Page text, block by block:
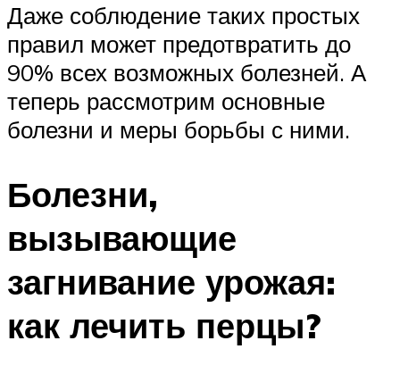
Даже соблюдение таких простых
правил может предотвратить до
90% всех возможных болезней. А
теперь рассмотрим основные
болезни и меры борьбы с ними.
Болезни,
вызывающие
загнивание урожая:
как лечить перцы?